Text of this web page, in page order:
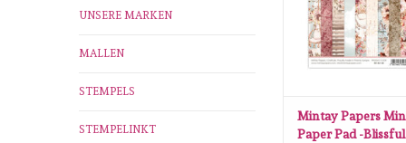
UNSERE MARKEN
MALLEN
STEMPELS
STEMPELINKT
Mintay Papers
Paper Pad -